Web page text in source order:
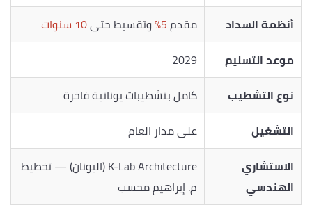
أنظمة السداد مقدم5% وتقسيط حتى10 سنوات
موعد التسليم
2029
نوع التشطيب
كامل بتشطيبات يونانية فاخرة
التشغيل
على مدار العام
الاستشاري
الهندسي
K-Lab Architecture (اليونان) — تخطيط
م. إبراهيم محسب